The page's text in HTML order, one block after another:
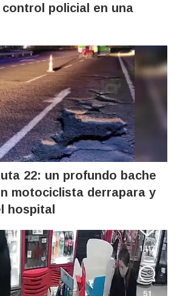
policial en una
22: un profundo bache
motociclista derrapara y
hospital